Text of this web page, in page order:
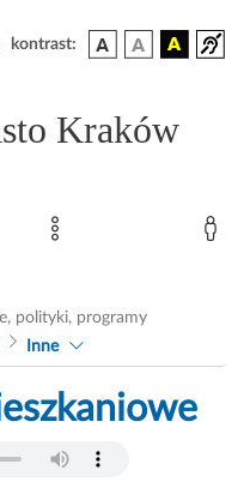
kontrast:
Kraków
polityki, programy
Inne